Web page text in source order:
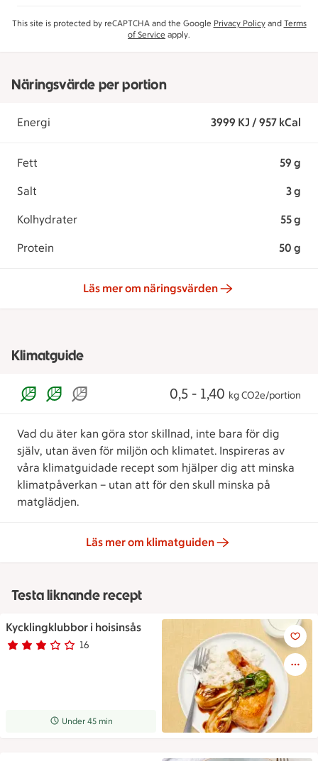
This site is protected by reCAPTCHA and the Google Privacy Policyand Terms
of Service apply.
Näringsvärde per portion
Energi 3999 KJ / 957 kCal
Fett 59 g
Salt 3 g
Kolhydrater 55 g
Protein 50 g
Läs mer om näringsvärden
Klimatguide
0,5 - 1,40 kg CO2e/portion
Vad du äter kan göra stor skillnad, inte bara för dig
själv, utan även för miljön och klimatet. Inspireras av
våra klimatguidade recept som hjälper dig att minska
klimatpåverkan – utan att för den skull minska på
matglädjen.
Läs mer om klimatguiden
Testa liknande recept
Kycklingklubbor i hoisinsås
Betyg 3 av 5.
16
16 personer har röstat
Receptet tar Under 45 min att tillaga
Under 45 min
Kycklingklubbor i hoisinsås